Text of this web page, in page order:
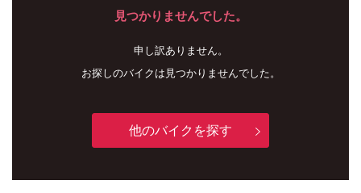
見つかりませんでした。
申し訳ありません。
お探しのバイクは見つかりませんでした。
他のバイクを探す